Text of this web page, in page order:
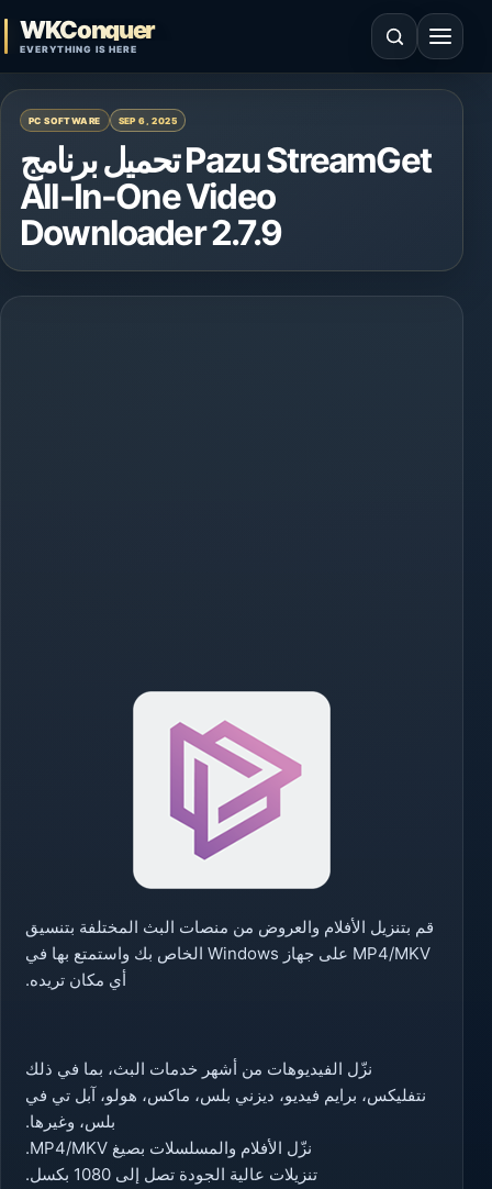
WKConquer
EVERYTHING IS HERE
Open search Open
PC SOFTWARE SEP 6, 2025
تحميل برنامج Pazu StreamGet
All-In-One Video
Downloader 2.7.9
قم بتنزيل الأفلام والعروض من منصات البث المختلفة بتنسيق
MP4/MKV على جهاز Windows الخاص بك واستمتع بها في
أي مكان تريده.
نزّل الفيديوهات من أشهر خدمات البث، بما في ذلك
نتفليكس، برايم فيديو، ديزني بلس، ماكس، هولو، آبل تي في
بلس، وغيرها.
نزّل الأفلام والمسلسلات بصيغ MP4/MKV.
تنزيلات عالية الجودة تصل إلى 1080 بكسل.